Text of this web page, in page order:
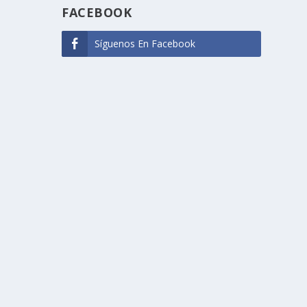
FACEBOOK
Síguenos En Facebook